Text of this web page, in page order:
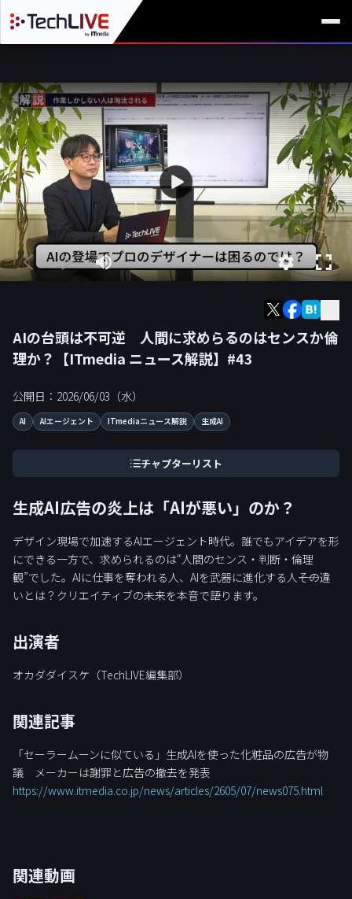
AIの台頭は不可逆 人間に求めらるのはセンスか倫
理か？【ITmedia ニュース解説】#43
公開日：2026/06/03（水）
AI AIエージェント ITmediaニュース解説 生成AI
チャプターリスト
生成AI広告の炎上は「AIが悪い」のか？
デザイン現場で加速するAIエージェント時代。誰でもアイデアを形
にできる一方で、求められるのは“人間のセンス・判断・倫理
観”でした。AIに仕事を奪われる人、AIを武器に進化する人――その違
いとは？クリエイティブの未来を本音で語ります。
出演者
オカダダイスケ（TechLIVE編集部）
関連記事
「セーラームーンに似ている」生成AIを使った化粧品の広告が物
議 メーカーは謝罪と広告の撤去を発表
https://www.itmedia.co.jp/news/articles/2605/07/news075.html
関連動画